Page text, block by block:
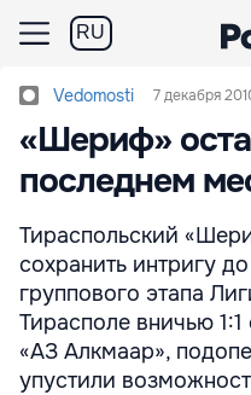
RU
Vedomosti 7 декабря
«Шериф»
последнем
Тираспольский
сохранить интригу
группового этапа
Тирасполе вничью
«АЗ Алкмаар»,
упустили